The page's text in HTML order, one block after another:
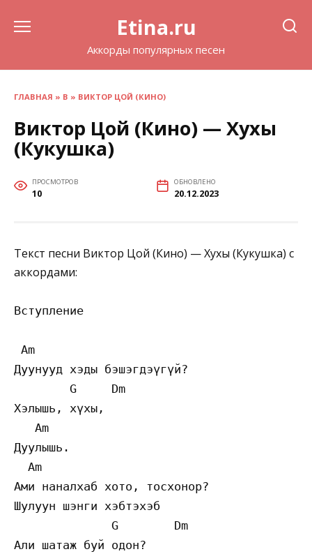
Etina.ru
Аккорды популярных песен
ГЛАВНАЯ » В » ВИКТОР ЦОЙ (КИНО)
Виктор Цой (Кино) — Хухы
(Кукушка)
ПРОСМОТРОВ
10
ОБНОВЛЕНО
20.12.2023
Текст песни Виктор Цой (Кино) — Хухы (Кукушка) с
аккордами:
Вступление
Am
Дуунууд хэды бэшэгдэүгүй?
        G     Dm
Хэлышь, хүхы,
   Am
Дуулышь.
  Am
Ами наналхаб хото, тосхонор?
Шулуун шэнги хэбтэхэб
              G        Dm
Али шатаж буй одон?